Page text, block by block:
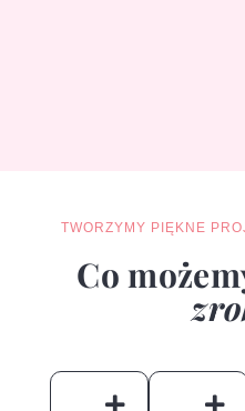
TWORZYMY PIĘKNE
Co